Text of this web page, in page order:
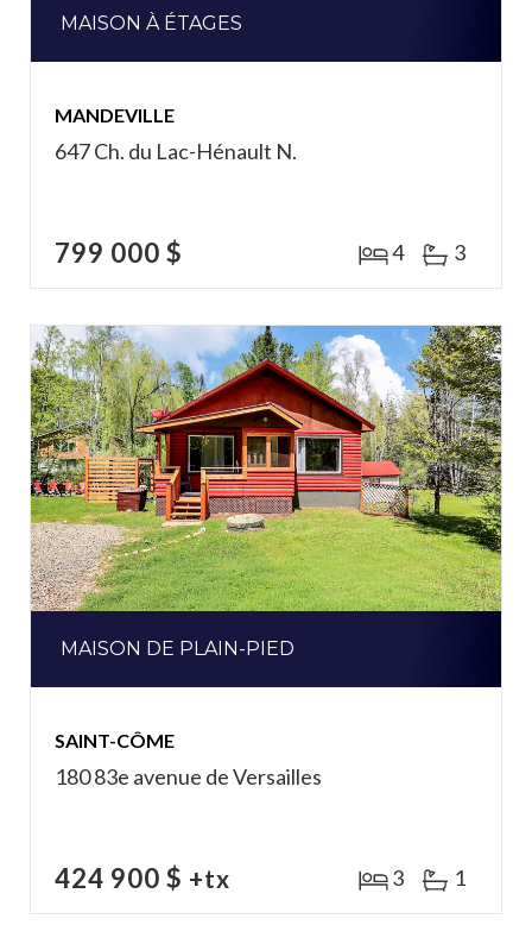
MAISON À ÉTAGES
MANDEVILLE
647 Ch. du Lac-Hénault N.
799 000 $ 4 3
MAISON DE PLAIN-PIED
SAINT-CÔME
180 83e avenue de Versailles
424 900 $ +tx 3 1